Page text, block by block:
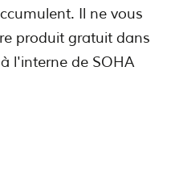
Il ne vous
produit gratuit dans
l'interne de SOHA